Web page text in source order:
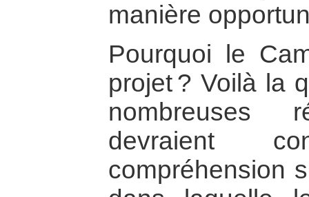
manière
Pourquoi le
projet ? Voilà la
nombreuses
devraient
compréhension